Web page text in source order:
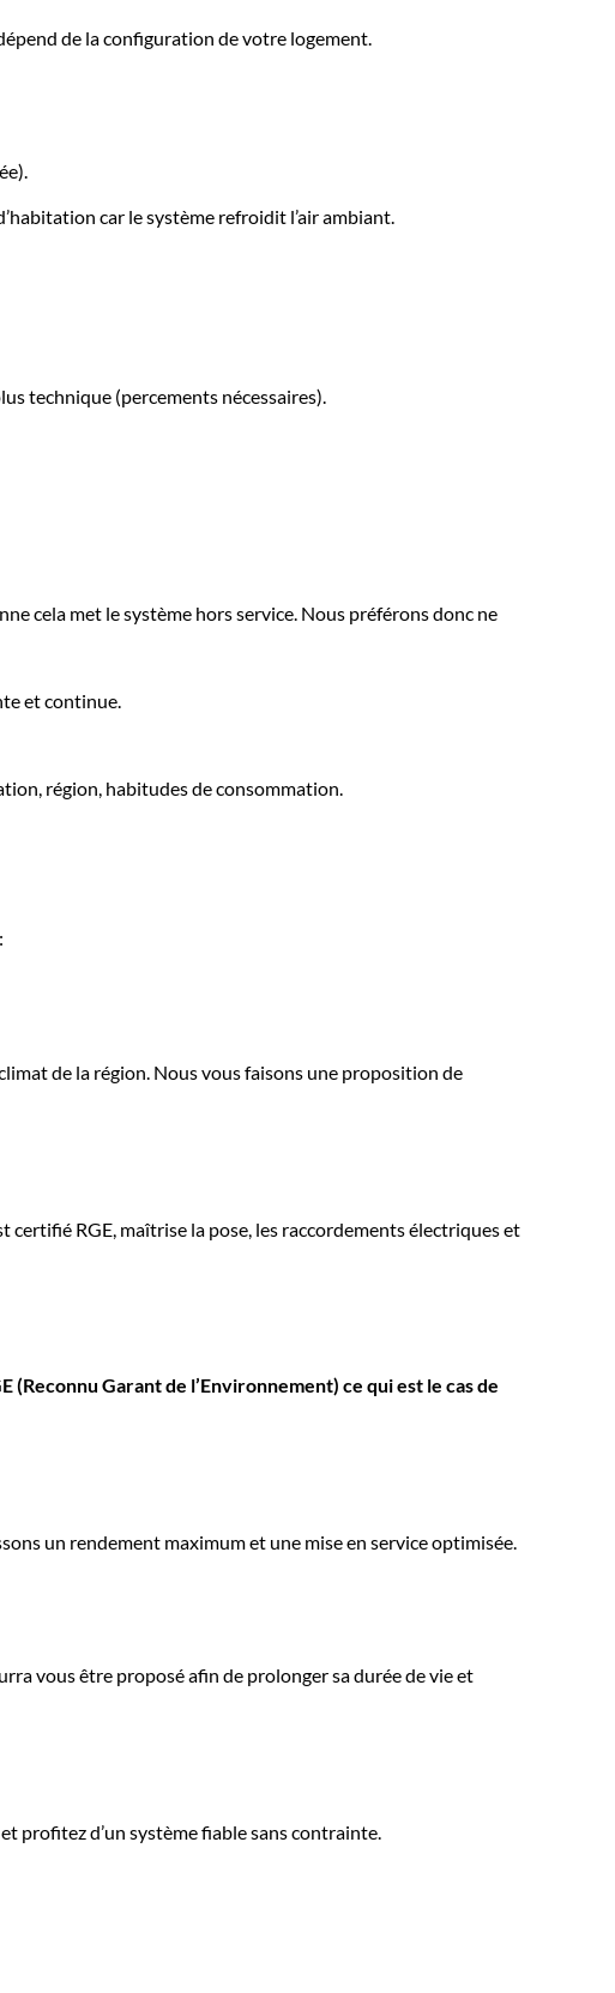
de la configuration de votre logement.
car le système refroidit l’air ambiant.
technique (percements nécessaires).
cela met le système hors service. Nous préférons donc ne
et continue.
région, habitudes de consommation.
de la région. Nous vous faisons une proposition de
RGE, maîtrise la pose, les raccordements électriques et
(Reconnu Garant de l’Environnement)ce qui est le cas de
un rendement maximum et une mise en service optimisée.
vous être proposé afin de prolonger sa durée de vie et
profitez d’un système fiable sans contrainte.